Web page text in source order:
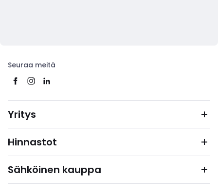
Seuraa meitä
Yritys
Hinnastot
Sähköinen kauppa